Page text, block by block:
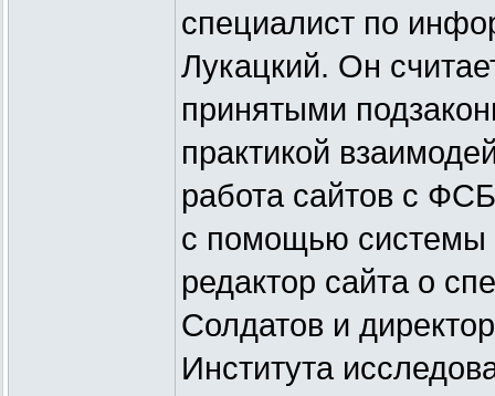
специалист по
Лукацкий. Он
принятыми
практикой
работа сайтов с
с помощью системы
редактор сайта о
Солдатов и
Института